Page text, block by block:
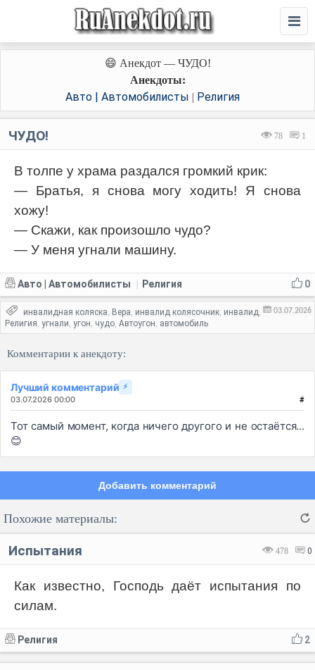
😄 Анекдот — ЧУДО!
Анекдоты:
Авто | Автомобилисты | Религия
78 1
ЧУДО!
В толпе у храма раздался громкий крик:
— Братья, я снова могу ходить! Я снова
хожу!
— Скажи, как произошло чудо?
— У меня угнали машину.
0
Авто | Автомобилисты Религия
03.07.2026
инвалидная коляска, Вера, инвалид колясочник, инвалид,
Религия, угнали, угон, чудо, Автоугон, автомобиль
Комментарии к анекдоту:
Лучший комментарий ⚡
03.07.2026 00:00 #
Тот самый момент, когда ничего другого и не остаётся...
😊
Добавить комментарий
Код:
Похожие материалы:
478 0
Испытания
Как известно, Господь даёт испытания по
силам.
2
Религия